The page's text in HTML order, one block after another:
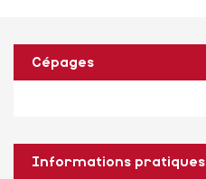
Cépages
Informations pratiques